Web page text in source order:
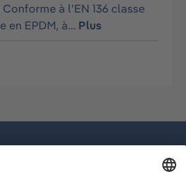
à l'EN 136 classe
en EPDM, à… Plus
pour la vie